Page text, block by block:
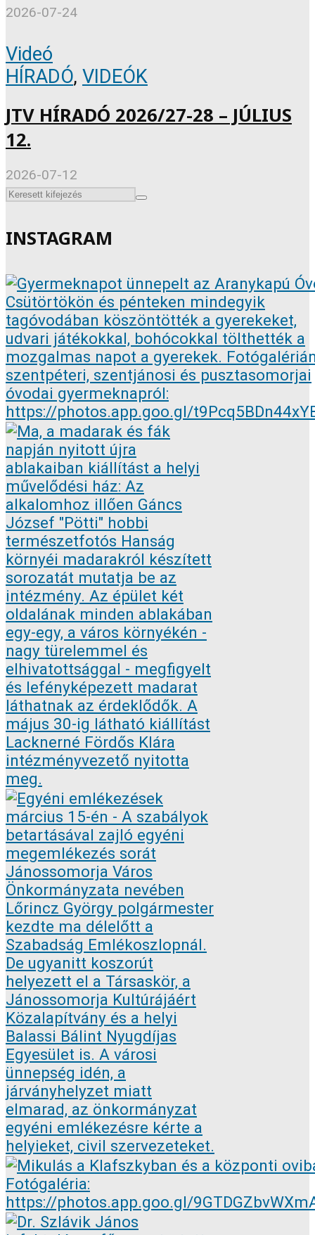
2026-07-24
Videó
HÍRADÓ, VIDEÓK
JTV HÍRADÓ 2026/27-28 – JÚLIUS
12.
2026-07-12
INSTAGRAM